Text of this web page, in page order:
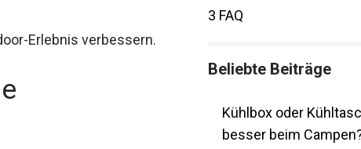
Erlebnis verbessern.
3 FAQ
Beliebte Beiträge
Kühlbox oder
besser beim